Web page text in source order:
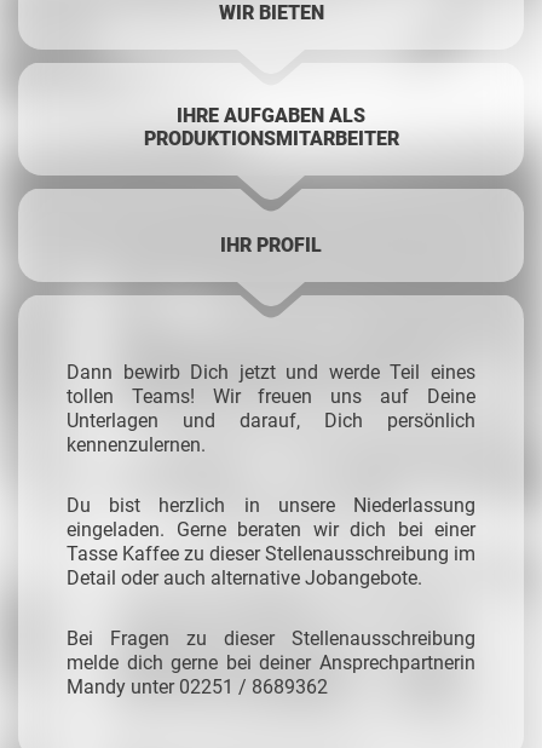
WIR BIETEN
IHRE AUFGABEN ALS
PRODUKTIONSMITARBEITER
IHR PROFIL
Dann bewirb Dich jetzt und werde Teil eines
tollen Teams! Wir freuen uns auf Deine
Unterlagen und darauf, Dich persönlich
kennenzulernen.
Du bist herzlich in unsere Niederlassung
eingeladen. Gerne beraten wir dich bei einer
Tasse Kaffee zu dieser Stellenausschreibung im
Detail oder auch alternative Jobangebote.
Bei Fragen zu dieser Stellenausschreibung
melde dich gerne bei deiner Ansprechpartnerin
Mandy unter 02251 / 8689362